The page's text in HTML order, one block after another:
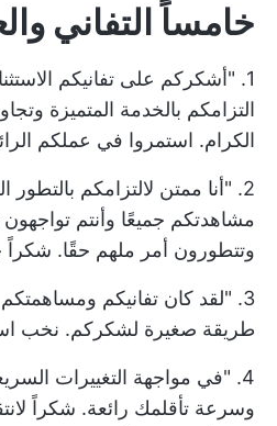
خامساً التفاني
1. "أشكركم على تفانيكم
التزامكم بالخدمة المتميزة
الكرام. استمروا في عملكم
2. "أنا ممتن لالتزامكم
مشاهدتكم جميعًا وأنتم
وتتطورون أمر ملهم حقًا. شكراً
3. "لقد كان تفانيكم
طريقة صغيرة لشكركم. نخب
4. "في مواجهة التغييرات
وسرعة تأقلمك رائعة. شكراً